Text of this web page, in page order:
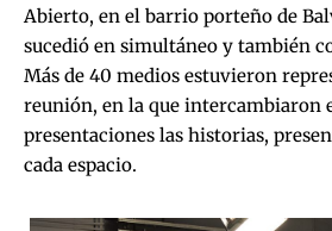
Abierto, en el barrio porteño de
sucedió en simultáneo y también
Más de 40 medios estuvieron
reunión, en la que intercambiaron
presentaciones las historias,
cada espacio.